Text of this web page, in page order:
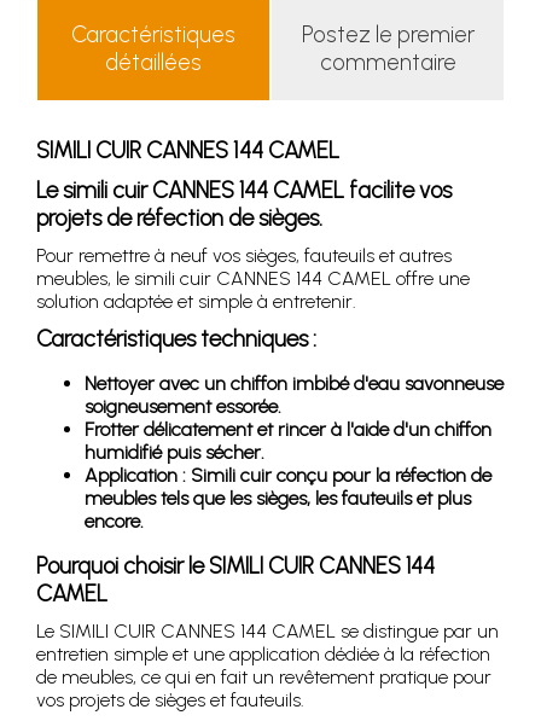
Caractéristiques
détaillées
Postez le premier
commentaire
SIMILI CUIR CANNES 144 CAMEL
Le simili cuir CANNES 144 CAMEL facilite vos
projets de réfection de sièges.
Pour remettre à neuf vos sièges, fauteuils et autres
meubles, le simili cuir CANNES 144 CAMEL offre une
solution adaptée et simple à entretenir.
Caractéristiques techniques :
Nettoyer avec un chiffon imbibé d'eau savonneuse
soigneusement essorée.
Frotter délicatement et rincer à l'aide d'un chiffon
humidifié puis sécher.
Application : Simili cuir conçu pour la réfection de
meubles tels que les sièges, les fauteuils et plus
encore.
Pourquoi choisir le SIMILI CUIR CANNES 144
CAMEL
Le SIMILI CUIR CANNES 144 CAMEL se distingue par un
entretien simple et une application dédiée à la réfection
de meubles, ce qui en fait un revêtement pratique pour
vos projets de sièges et fauteuils.